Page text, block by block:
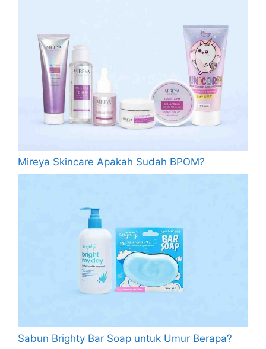
Mireya Skincare Apakah Sudah BPOM?
Sabun Brighty Bar Soap untuk Umur Berapa?